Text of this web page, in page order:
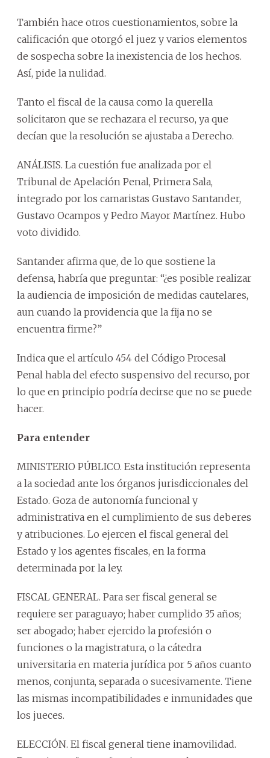
También hace otros cuestionamientos, sobre la
calificación que otorgó el juez y varios elementos
de sospecha sobre la inexistencia de los hechos.
Así, pide la nulidad.
Tanto el fiscal de la causa como la querella
solicitaron que se rechazara el recurso, ya que
decían que la resolución se ajustaba a Derecho.
ANÁLISIS. La cuestión fue analizada por el
Tribunal de Apelación Penal, Primera Sala,
integrado por los camaristas Gustavo Santander,
Gustavo Ocampos y Pedro Mayor Martínez. Hubo
voto dividido.
Santander afirma que, de lo que sostiene la
defensa, habría que preguntar: “¿es posible realizar
la audiencia de imposición de medidas cautelares,
aun cuando la providencia que la fija no se
encuentra firme?”
Indica que el artículo 454 del Código Procesal
Penal habla del efecto suspensivo del recurso, por
lo que en principio podría decirse que no se puede
hacer.
Para entender
MINISTERIO PÚBLICO. Esta institución representa
a la sociedad ante los órganos jurisdiccionales del
Estado. Goza de autonomía funcional y
administrativa en el cumplimiento de sus deberes
y atribuciones. Lo ejercen el fiscal general del
Estado y los agentes fiscales, en la forma
determinada por la ley.
FISCAL GENERAL. Para ser fiscal general se
requiere ser paraguayo; haber cumplido 35 años;
ser abogado; haber ejercido la profesión o
funciones o la magistratura, o la cátedra
universitaria en materia jurídica por 5 años cuanto
menos, conjunta, separada o sucesivamente. Tiene
las mismas incompatibilidades e inmunidades que
los jueces.
ELECCIÓN. El fiscal general tiene inamovilidad.